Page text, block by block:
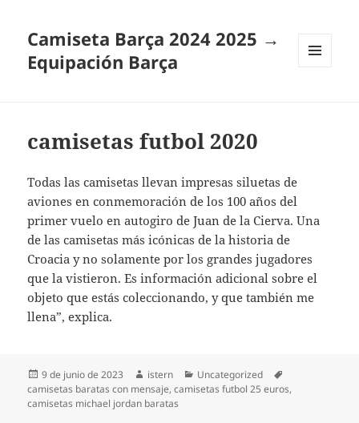
Camiseta Barça 2024 2025 →
Equipación Barça
camisetas futbol 2020
Todas las camisetas llevan impresas siluetas de
aviones en conmemoración de los 100 años del
primer vuelo en autogiro de Juan de la Cierva. Una
de las camisetas más icónicas de la historia de
Croacia y no solamente por los grandes jugadores
que la vistieron. Es información adicional sobre el
objeto que estás coleccionando, y que también me
llena”, explica.
Publicado
el
9 de junio de 2023 Autor
istern Categorías
Uncategorized
camisetas baratas con mensaje,camisetas futbol 25 euros,
camisetas michael jordan baratas